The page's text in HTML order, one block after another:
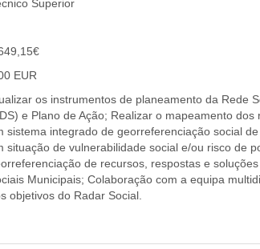
Superior
EUR
os instrumentos de planeamento da Rede
e Plano de Ação; Realizar o mapeamento
sistema integrado de georreferenciação social
situação de vulnerabilidade social e/ou risco de
de recursos, respostas e
Municipais; Colaboração com a equipa
objetivos do Radar Social.